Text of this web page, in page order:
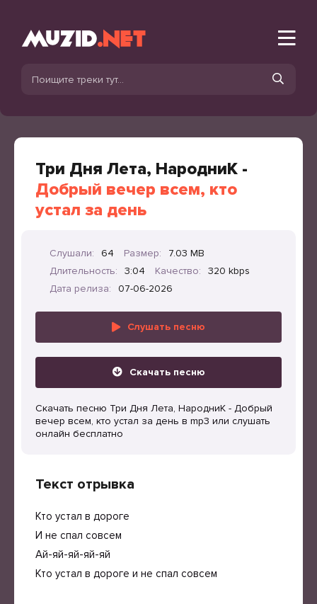
Три Дня Лета, НародниК -
Добрый вечер всем, кто
устал за день
Слушали: 64 Размер:
7.03 MB
Длительность:
3:04 Качество:
320 kbps
Дата релиза:
07-06-2026
Слушать песню
Скачать песню
Скачать песню Три Дня Лета, НародниК - Добрый
вечер всем, кто устал за день в mp3 или слушать
онлайн бесплатно
Текст отрывка
Кто устал в дороге
И не спал совсем
Ай-яй-яй-яй-яй
Кто устал в дороге и не спал совсем